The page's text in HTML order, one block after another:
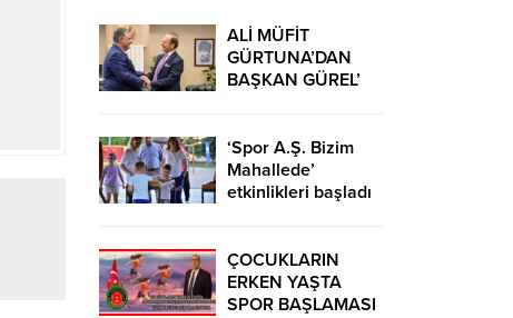
ALİ MÜFİT
GÜRTUNA’DAN
BAŞKAN GÜREL’
‘Spor A.Ş. Bizim
Mahallede’
etkinlikleri başladı
ÇOCUKLARIN
ERKEN YAŞTA
SPOR BAŞLAMASI